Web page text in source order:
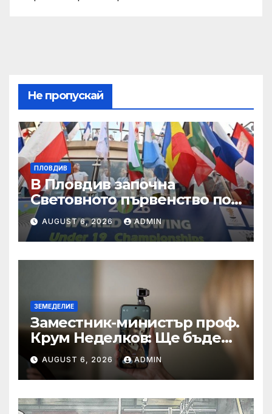
Не пропускай
ПЛОВДИВ
В Пловдив започна
Световното първенство по
гребане
AUGUST 6, 2026 ADMIN
ЗЕМЕДЕЛИЕ
Заместник-министър проф.
Крум Неделков: Ще бъде
направен анализ на
разходите за пробовземане
и лабораторните
изпитвания на суровото
AUGUST 6, 2026 ADMIN